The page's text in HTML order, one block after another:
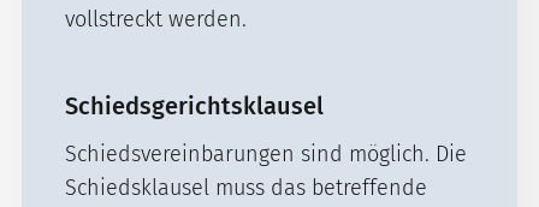
vollstreckt werden.
Schiedsgerichtsklausel
Schiedsvereinbarungen sind möglich. Die
Schiedsklausel muss das betreffende